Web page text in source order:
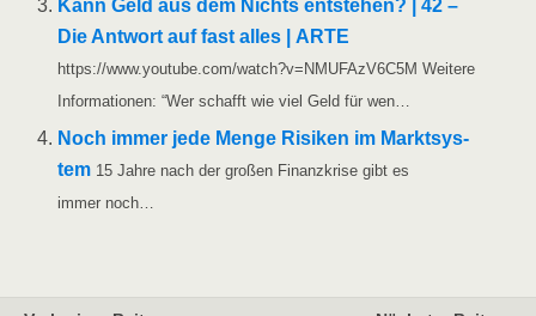
Kann Geld aus dem Nichts ent­ste­hen? | 42 –
Die Ant­wort auf fast alles | ARTE
https://www.youtube.com/watch?v=NMUFAzV6C5M Wei­te­re
Infor­ma­tio­nen: “Wer schafft wie viel Geld für wen…
Noch immer jede Men­ge Risi­ken im Markt­sys­
tem 15 Jah­re nach der gro­ßen Finanz­kri­se gibt es
immer noch…